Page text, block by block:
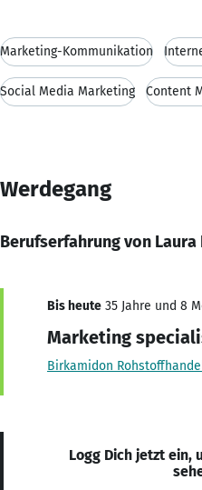
Marketing-Kommunikation
Social Media Marketing Content
Werdegang
Berufserfahrung von
Bis heute 35 Jahre und 8
Marketing
Birkamidon
Logg Dich jetzt ein,